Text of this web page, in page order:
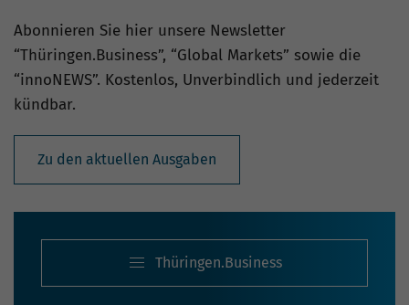
Abonnieren Sie hier unsere Newsletter
“Thüringen.Business”, “Global Markets” sowie die
“innoNEWS”. Kostenlos, Unverbindlich und jederzeit
kündbar.
Zu den aktuellen Ausgaben
Thüringen.Business